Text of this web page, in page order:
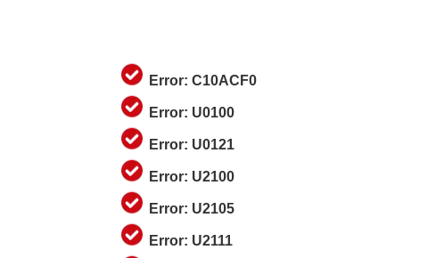
Error: C10ACF0
Error: U0100
Error: U0121
Error: U2100
Error: U2105
Error: U2111